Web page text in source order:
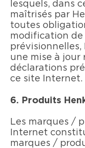
lesquels, dans
maîtrisés par
toutes
modification de
prévisionnelles,
une mise à jour
déclarations
ce site Internet.
6. Produits
Les marques /
Internet
marques /